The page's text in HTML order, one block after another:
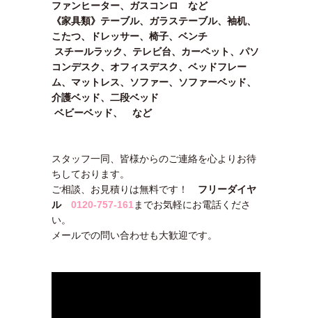
ファンヒーター、ガスコンロ など
《家具類》テーブル、ガラステーブル、袖机、
こたつ、ドレッサー、椅子、ベンチ
スチールラック、テレビ台、カーペット、パソ
コンデスク、オフィスデスク、ベッドフレー
ム、マットレス、ソファー、ソファーベッド、
介護ベッド、二段ベッド
ベビーベッド、 など
スタッフ一同、皆様からのご連絡を心よりお待
ちしております。
ご相談、お見積りは無料です！ フリーダイヤ
ル 0120-757-161 までお気軽にお電話くださ
い。
メールでの問い合わせも大歓迎です。